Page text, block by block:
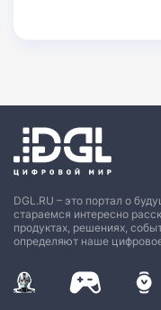
DGL.RU – это портал о
стараемся интересно
продуктах, решениях,
определяют наше